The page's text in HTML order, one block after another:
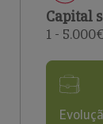
Capital
1 -